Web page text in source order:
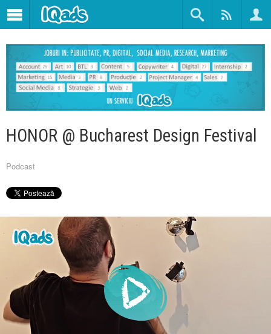
HONOR @ Bucharest Design Festival
Podcast